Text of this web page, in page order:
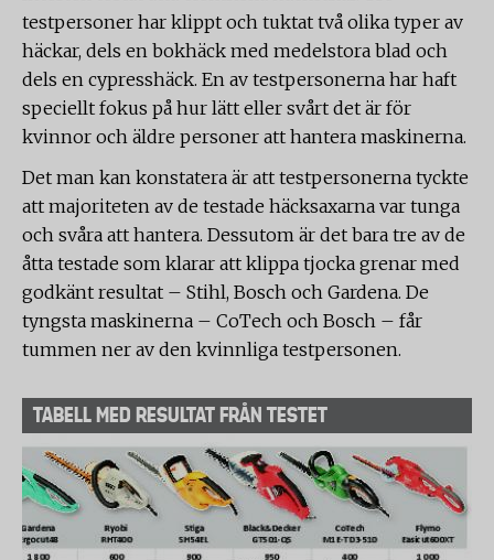
testpersoner har klippt och tuktat två olika typer av
häckar, dels en bokhäck med medelstora blad och
dels en cypresshäck. En av testpersonerna har haft
speciellt fokus på hur lätt eller svårt det är för
kvinnor och äldre personer att hantera maskinerna.
Det man kan konstatera är att testpersonerna tyckte
att majoriteten av de testade häcksaxarna var tunga
och svåra att hantera. Dessutom är det bara tre av de
åtta testade som klarar att klippa tjocka grenar med
godkänt resultat – Stihl, Bosch och Gardena. De
tyngsta maskinerna – CoTech och Bosch – får
tummen ner av den kvinnliga testpersonen.
TABELL MED RESULTAT FRÅN TESTET